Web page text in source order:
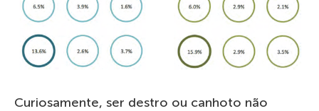
Curiosamente, ser destro ou canhoto não